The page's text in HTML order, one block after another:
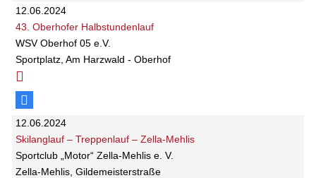
12.06.2024
43. Oberhofer Halbstundenlauf
WSV Oberhof 05 e.V.
Sportplatz, Am Harzwald - Oberhof
12.06.2024
Skilanglauf – Treppenlauf – Zella-Mehlis
Sportclub „Motor“ Zella-Mehlis e. V.
Zella-Mehlis, Gildemeisterstraße